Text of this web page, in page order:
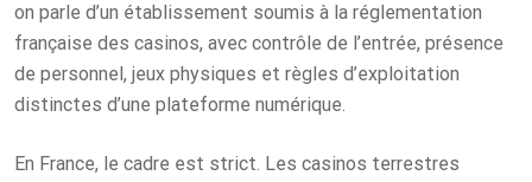
on parle d’un établissement soumis à la réglementation
française des casinos, avec contrôle de l’entrée, présence
de personnel, jeux physiques et règles d’exploitation
distinctes d’une plateforme numérique.
En France, le cadre est strict. Les casinos terrestres